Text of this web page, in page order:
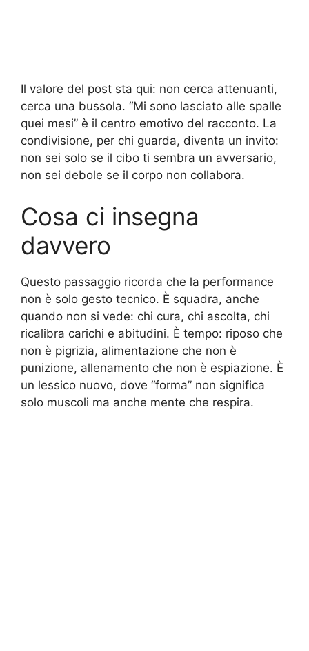
Il valore del post sta qui: non cerca attenuanti,
cerca una bussola. “Mi sono lasciato alle spalle
quei mesi” è il centro emotivo del racconto. La
condivisione, per chi guarda, diventa un invito:
non sei solo se il cibo ti sembra un avversario,
non sei debole se il corpo non collabora.
Cosa ci insegna
davvero
Questo passaggio ricorda che la performance
non è solo gesto tecnico. È squadra, anche
quando non si vede: chi cura, chi ascolta, chi
ricalibra carichi e abitudini. È tempo: riposo che
non è pigrizia, alimentazione che non è
punizione, allenamento che non è espiazione. È
un lessico nuovo, dove “forma” non significa
solo muscoli ma anche mente che respira.